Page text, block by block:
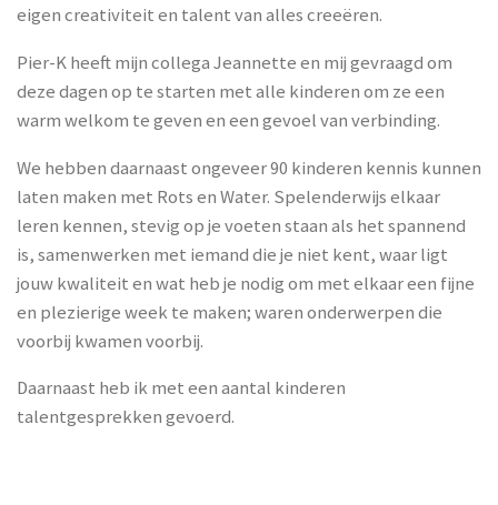
eigen creativiteit en talent van alles creeëren.
Pier-K heeft mijn collega Jeannette en mij gevraagd om
deze dagen op te starten met alle kinderen om ze een
warm welkom te geven en een gevoel van verbinding.
We hebben daarnaast ongeveer 90 kinderen kennis kunnen
laten maken met Rots en Water. Spelenderwijs elkaar
leren kennen, stevig op je voeten staan als het spannend
is, samenwerken met iemand die je niet kent, waar ligt
jouw kwaliteit en wat heb je nodig om met elkaar een fijne
en plezierige week te maken; waren onderwerpen die
voorbij kwamen voorbij.
Daarnaast heb ik met een aantal kinderen
talentgesprekken gevoerd.